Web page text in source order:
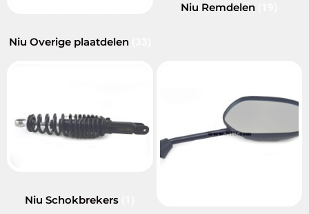
Niu Overige plaatdelen
Niu Remdelen
Niu Schokbrekers